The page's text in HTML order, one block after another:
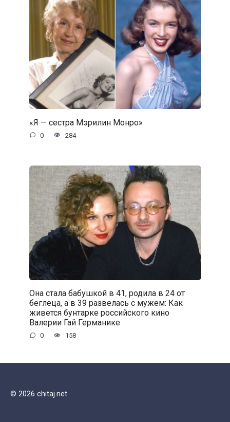
«Я — сестра Мэрилин Монро»
0 284
Она стала бабушкой в 41, родила в 24 от
беглеца, а в 39 развелась с мужем: Как
живется бунтарке российского кино
Валерии Гай Германике
0 158
© 2026 chitaj.net